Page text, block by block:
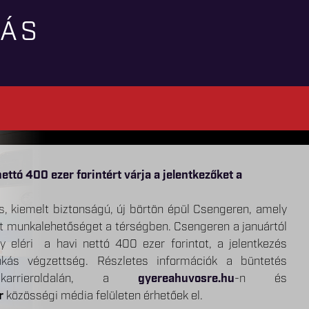
a hőséggel kapcsolatos intézkedésekről a hazai
hír is megjelent, amelyek a börtönökben bevezetett
ezért most közvetlen, hiteles forrásból
adni Önöknek.
visszajelzését!
„A TE HANGOD” névvel elindította új,
platformját a gyereahuvosre.hu oldalon. Fontosnak
kollégáink munkavégzéssel kapcsolatos
javaslatairól. Az új online platform lehetőséget biztosít
hogy közvetlenül megoszthassák észrevételeiteket a
Teams alkalmazás bevezetéséről
kényszerintézkedések és a szabálysértési elzárás
törvényben foglalt telekommunikációs eszköz útján
végrehajtása a Skype alkalmazás megszűnése okán
400 ezer forintért várja a jelentkezőket a
kiemelt biztonságú, új börtön épül Csengeren, amely
a térségben. Csengeren a januártól
eléri a havi nettó 400 ezer forintot, a jelentkezés
végzettség. Részletes információk a büntetés
karrieroldalán, a gyereahuvosre.hu-n és
közösségi média felületen érhetőek el.